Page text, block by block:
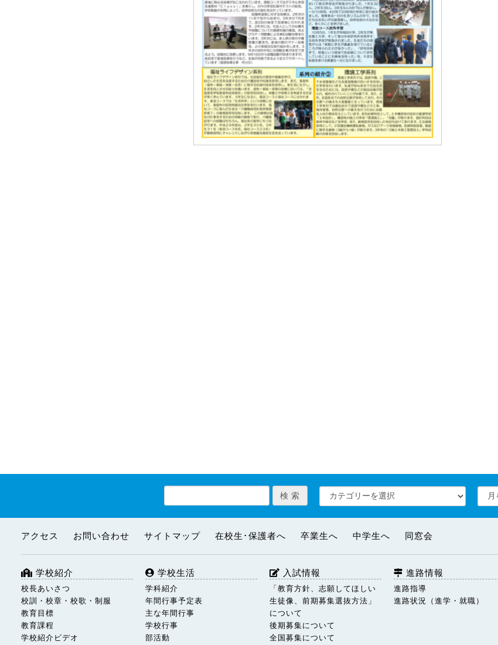
アクセス お問い合わせ サイトマップ 在校生･保護者へ 卒業生へ 中学生へ 同窓会
学校紹介
校長あいさつ
校訓・校章・校歌・制服
教育目標
教育課程
学校紹介ビデオ
学校生活
学科紹介
年間行事予定表
主な年間行事
学校行事
部活動
入試情報
「教育方針、志願してほしい
生徒像、前期募集選抜方法」
について
後期募集について
全国募集について
進路情報
進路指導
進路状況（進学・就職）